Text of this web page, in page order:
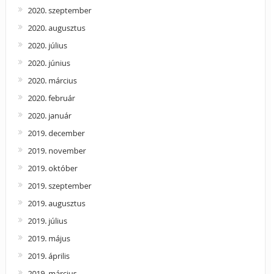
2020. szeptember
2020. augusztus
2020. július
2020. június
2020. március
2020. február
2020. január
2019. december
2019. november
2019. október
2019. szeptember
2019. augusztus
2019. július
2019. május
2019. április